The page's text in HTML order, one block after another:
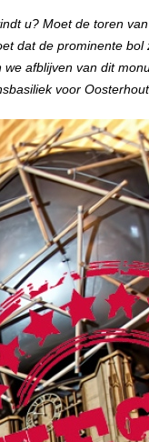
u? Moet de toren
dat de prominente
afblijven van dit
voor Oosterhout